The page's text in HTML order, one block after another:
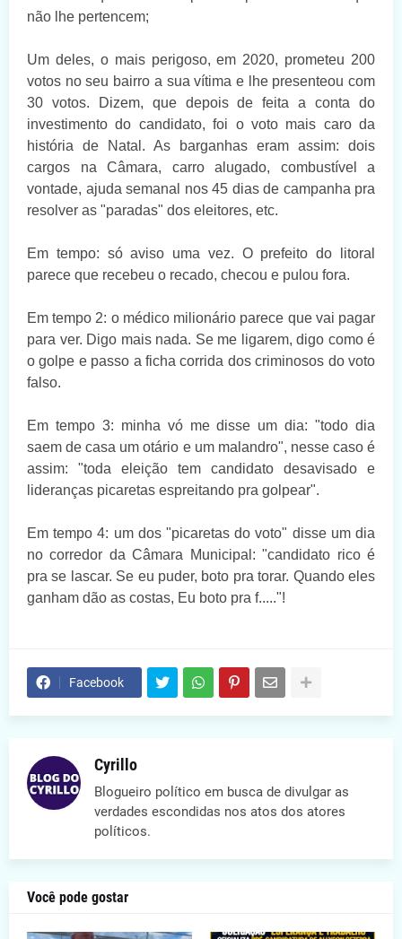
não lhe pertencem;
Um deles, o mais perigoso, em 2020, prometeu 200
votos no seu bairro a sua vítima e lhe presenteou com
30 votos. Dizem, que depois de feita a conta do
investimento do candidato, foi o voto mais caro da
história de Natal. As barganhas eram assim: dois
cargos na Câmara, carro alugado, combustível a
vontade, ajuda semanal nos 45 dias de campanha pra
resolver as "paradas" dos eleitores, etc.
Em tempo: só aviso uma vez. O prefeito do litoral
parece que recebeu o recado, checou e pulou fora.
Em tempo 2: o médico milionário parece que vai pagar
para ver. Digo mais nada. Se me ligarem, digo como é
o golpe e passo a ficha corrida dos criminosos do voto
falso.
Em tempo 3: minha vó me disse um dia: "todo dia
saem de casa um otário e um malandro", nesse caso é
assim: "toda eleição tem candidato desavisado e
lideranças picaretas espreitando pra golpear".
Em tempo 4: um dos "picaretas do voto" disse um dia
no corredor da Câmara Municipal: "candidato rico é
pra se lascar. Se eu puder, boto pra torar. Quando eles
ganham dão as costas, Eu boto pra f....."!
Facebook
Cyrillo
Blogueiro político em busca de divulgar as
verdades escondidas nos atos dos atores
políticos.
Você pode gostar